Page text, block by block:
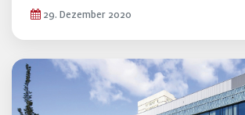
29. Dezember 2020